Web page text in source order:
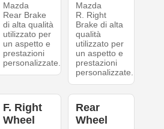
Mazda
Rear Brake
di alta qualità
utilizzato per
un aspetto e
prestazioni
personalizzate.
Mazda
R. Right
Brake di alta
qualità
utilizzato per
un aspetto e
prestazioni
personalizzate.
F. Right
Wheel
Rear
Wheel